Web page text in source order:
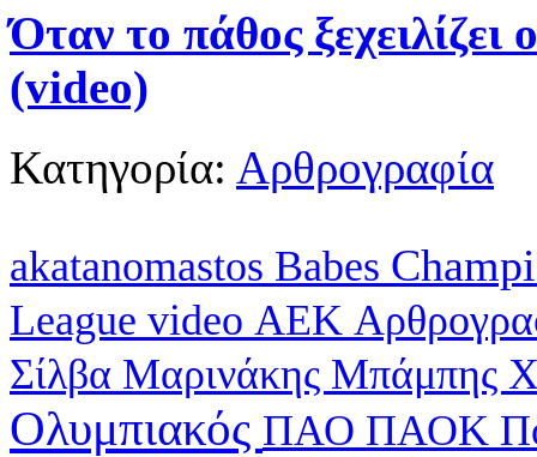
Όταν το πάθος
(video)
Κατηγορία: Αρθρογραφία
akatanomastos Babes
League video ΑΕΚ
Σίλβα Μαρινάκης Μπάμπης
Ολυμπιακός ΠΑΟ ΠΑΟΚ